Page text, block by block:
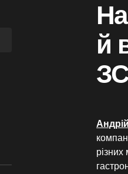
й
різних